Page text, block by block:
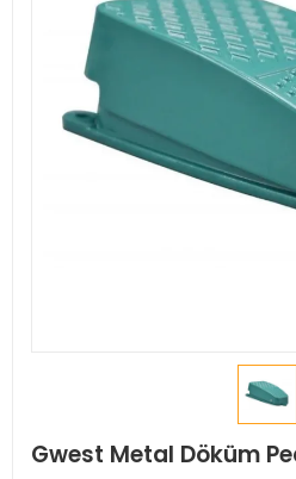
Gwest Metal Döküm